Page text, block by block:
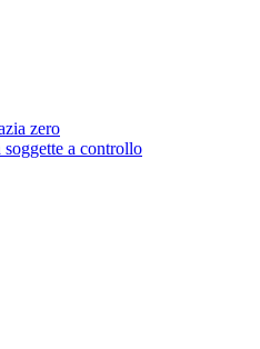
zero
a controllo